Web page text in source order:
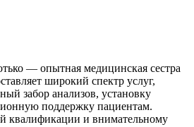
— опытная медицинская сестра
широкий спектр услуг,
забор анализов, установку
поддержку пациентам.
квалификации и внимательному